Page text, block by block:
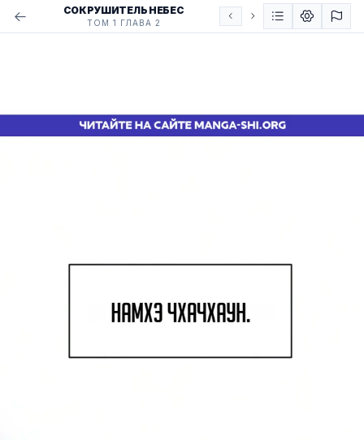
СОКРУШИТЕЛЬ НЕБЕС
ТОМ 1 ГЛАВА 2